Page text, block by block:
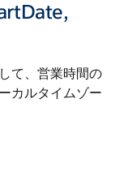
て、営業時間の
カルタイムゾー